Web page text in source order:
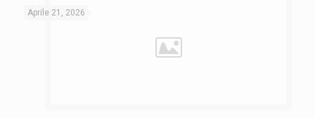
Aprile 21, 2026